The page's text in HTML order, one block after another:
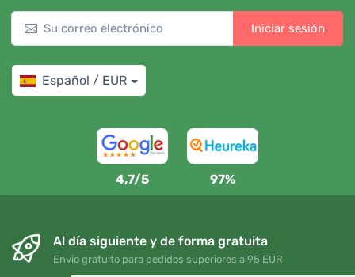
Iniciar sesión
Español / EUR
4,7/5 97%
Al día siguiente y de forma gratuita
Envío gratuito para pedidos superiores a 95 EUR